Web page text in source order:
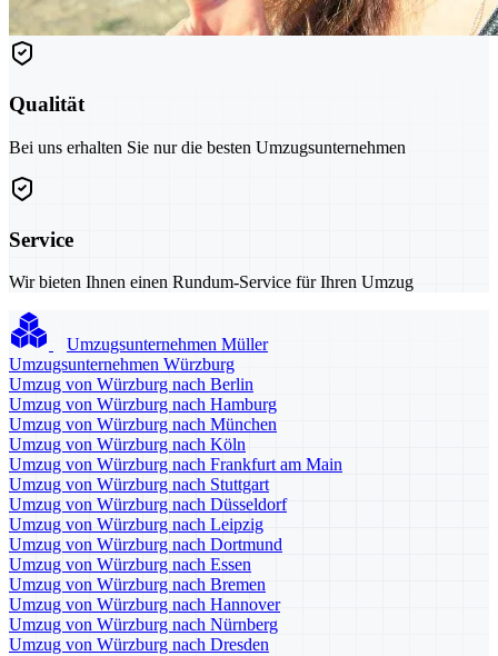
Qualität
Bei uns erhalten Sie nur die besten Umzugsunternehmen
Service
Wir bieten Ihnen einen Rundum-Service für Ihren Umzug
Umzugsunternehmen Müller
Umzugsunternehmen Würzburg
Umzug von Würzburg nach Berlin
Umzug von Würzburg nach Hamburg
Umzug von Würzburg nach München
Umzug von Würzburg nach Köln
Umzug von Würzburg nach Frankfurt am Main
Umzug von Würzburg nach Stuttgart
Umzug von Würzburg nach Düsseldorf
Umzug von Würzburg nach Leipzig
Umzug von Würzburg nach Dortmund
Umzug von Würzburg nach Essen
Umzug von Würzburg nach Bremen
Umzug von Würzburg nach Hannover
Umzug von Würzburg nach Nürnberg
Umzug von Würzburg nach Dresden